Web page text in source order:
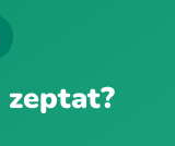
zeptat?